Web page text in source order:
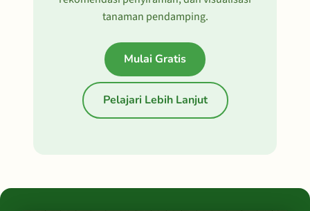
tanaman pendamping.
Mulai Gratis
Pelajari Lebih Lanjut